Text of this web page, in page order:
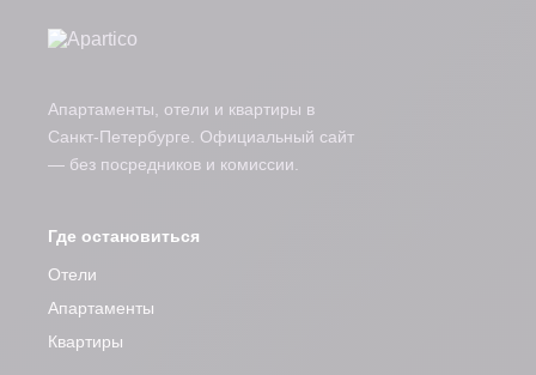
Апартаменты, отели и квартиры в
Санкт-Петербурге. Официальный сайт
— без посредников и комиссии.
Где остановиться
Отели
Апартаменты
Квартиры